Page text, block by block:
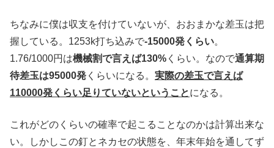
ちなみに僕は収支を付けていないが、おおまかな差玉は把
握している。1253k打ち込みで-15000発くらい。
1.76/1000円は機械割で言えば130% くらい。なので通算期
待差玉は95000発 くらいになる。 実際の差玉で言えば
110000発くらい足りていないということになる。
これがどのくらいの確率で起こることなのかは計算出来な
い。しかしこの釘とネカセの状態を、年末年始を通してず